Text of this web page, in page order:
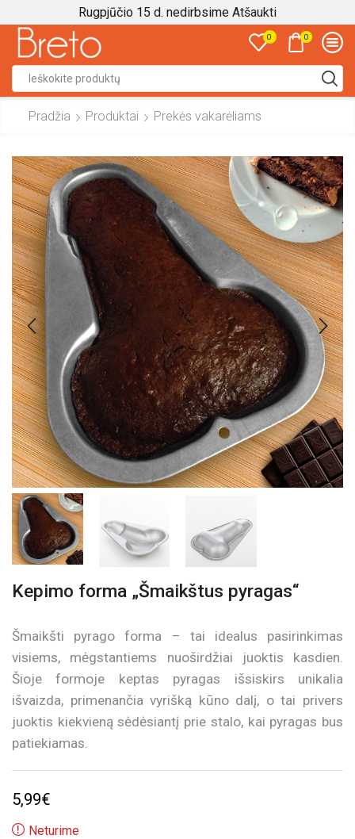
Rugpjūčio 15 d. nedirbsime Atšaukti
0 0
input
Pradžia Produktai Prekės vakarėliams
Kepimo forma „Šmaikštus pyragas“
Šmaikšti pyrago forma – tai idealus pasirinkimas
visiems, mėgstantiems nuoširdžiai juoktis kasdien.
Šioje formoje keptas pyragas išsiskirs unikalia
išvaizda, primenančia vyrišką kūno dalį, o tai privers
juoktis kiekvieną sėdėsiantį prie stalo, kai pyragas bus
patiekiamas.
5,99€
Neturime